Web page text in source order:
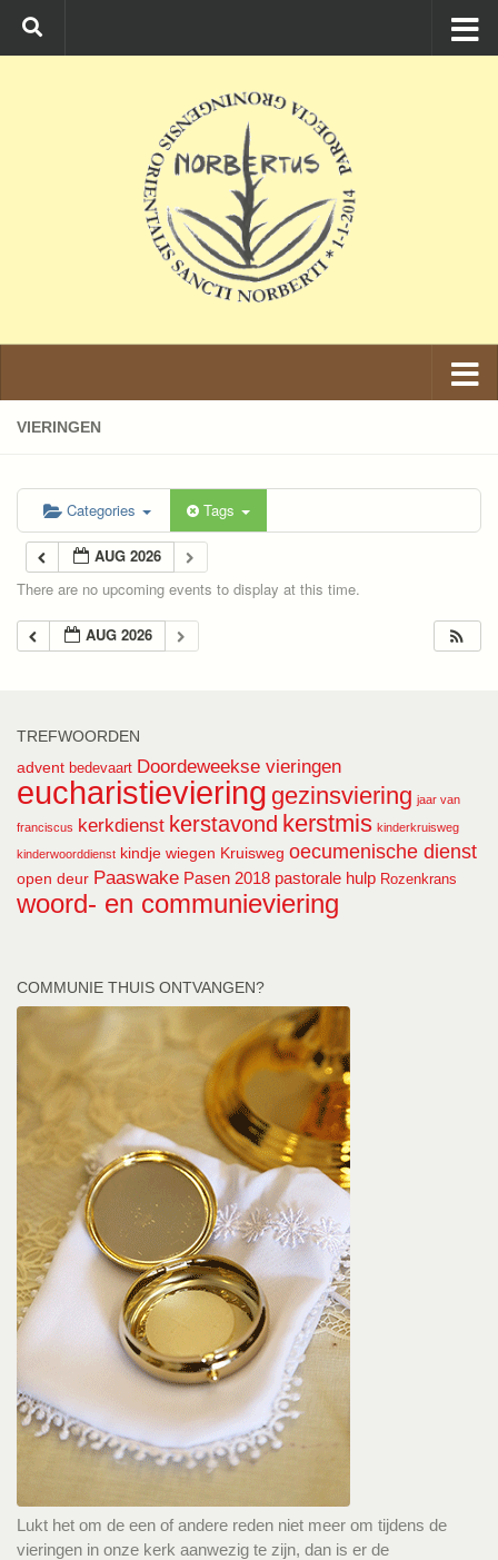
Ga naar de inhoud
VIERINGEN
Categories Tags
AUG 2026
There are no upcoming events to display at this time.
AUG 2026
TREFWOORDEN
advent bedevaart Doordeweekse vieringen
eucharistieviering gezinsviering jaar van
franciscus kerkdienst kerstavond kerstmis kinderkruisweg
kinderwoorddienst kindje wiegen Kruisweg oecumenische dienst
open deur Paaswake Pasen 2018 pastorale hulp Rozenkrans
woord- en communieviering
COMMUNIE THUIS ONTVANGEN?
Lukt het om de een of andere reden niet meer om tijdens de
vieringen in onze kerk aanwezig te zijn, dan is er de